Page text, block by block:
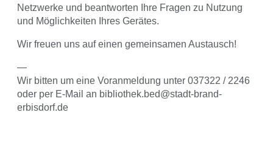
Netzwerke und beantworten Ihre Fragen zu Nutzung
und Möglichkeiten Ihres Gerätes.
Wir freuen uns auf einen gemeinsamen Austausch!
—
Wir bitten um eine Voranmeldung unter 037322 / 2246
oder per E-Mail an bibliothek.bed@stadt-brand-
erbisdorf.de